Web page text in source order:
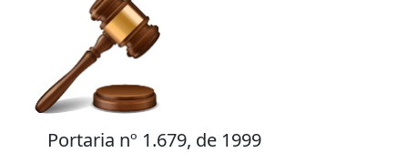
Portaria nº 1.679, de 1999